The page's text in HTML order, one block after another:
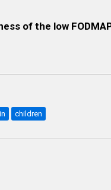
of the low
children